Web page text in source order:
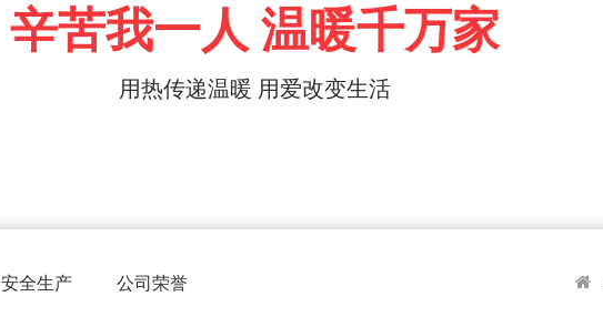
辛苦我一人 温暖千万家
用热传递温暖 用爱改变生活
安全生产 公司荣誉